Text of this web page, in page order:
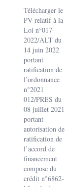
Télécharger le
PV relatif à la
Loi n°017-
2022/ALT du
14 juin 2022
portant
ratification de
l’ordonnance
n°2021
012/PRES du
08 juillet 2021
portant
autorisation de
ratification de
l’accord de
financement
compose du
crédit n°6862-